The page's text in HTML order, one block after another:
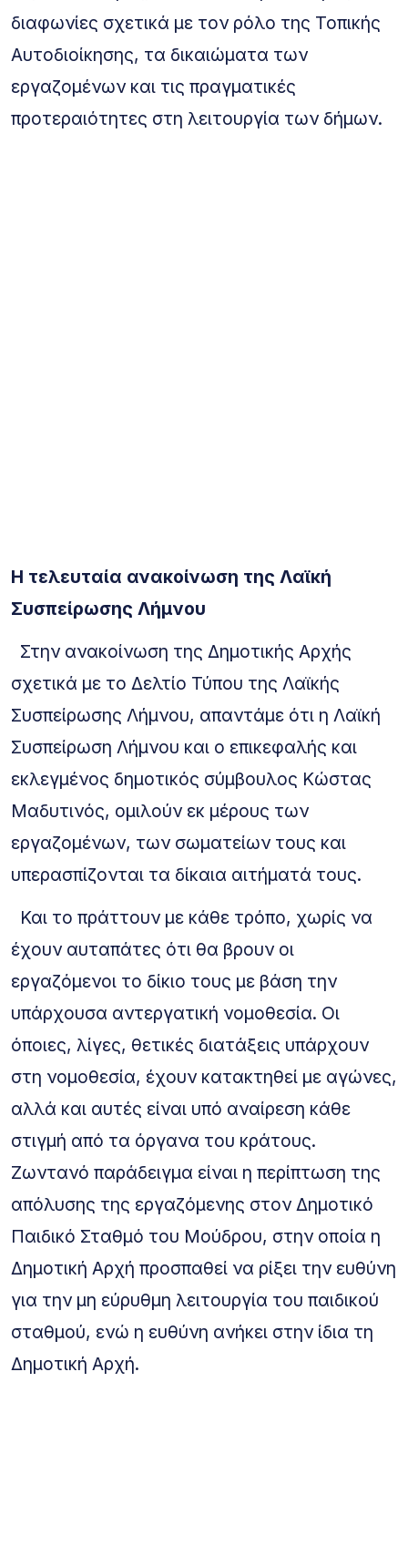
διαφωνίες σχετικά με τον ρόλο της Τοπικής
Αυτοδιοίκησης, τα δικαιώματα των
εργαζομένων και τις πραγματικές
προτεραιότητες στη λειτουργία των δήμων.
Η τελευταία ανακοίνωση της Λαϊκή
Συσπείρωσης Λήμνου
Στην ανακοίνωση της Δημοτικής Αρχής
σχετικά με το Δελτίο Τύπου της Λαϊκής
Συσπείρωσης Λήμνου, απαντάμε ότι η Λαϊκή
Συσπείρωση Λήμνου και ο επικεφαλής και
εκλεγμένος δημοτικός σύμβουλος Κώστας
Μαδυτινός, ομιλούν εκ μέρους των
εργαζομένων, των σωματείων τους και
υπερασπίζονται τα δίκαια αιτήματά τους.
Και το πράττουν με κάθε τρόπο, χωρίς να
έχουν αυταπάτες ότι θα βρουν οι
εργαζόμενοι το δίκιο τους με βάση την
υπάρχουσα αντεργατική νομοθεσία. Οι
όποιες, λίγες, θετικές διατάξεις υπάρχουν
στη νομοθεσία, έχουν κατακτηθεί με αγώνες,
αλλά και αυτές είναι υπό αναίρεση κάθε
στιγμή από τα όργανα του κράτους.
Ζωντανό παράδειγμα είναι η περίπτωση της
απόλυσης της εργαζόμενης στον Δημοτικό
Παιδικό Σταθμό του Μούδρου, στην οποία η
Δημοτική Αρχή προσπαθεί να ρίξει την ευθύνη
για την μη εύρυθμη λειτουργία του παιδικού
σταθμού, ενώ η ευθύνη ανήκει στην ίδια τη
Δημοτική Αρχή.